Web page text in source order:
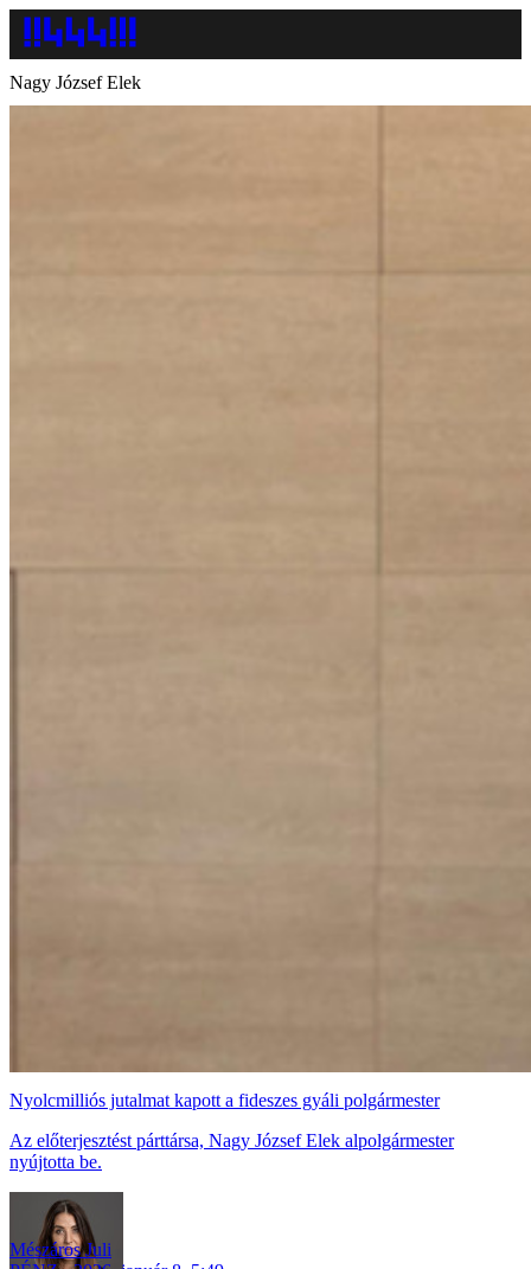
Nagy József Elek
Nyolcmilliós jutalmat kapott a fideszes gyáli polgármester
Az előterjesztést párttársa, Nagy József Elek alpolgármester
nyújtotta be.
Mészáros Juli